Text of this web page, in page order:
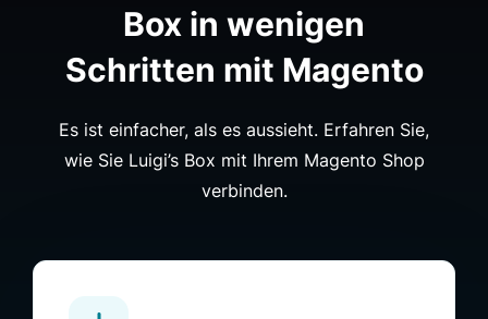
Box in wenigen
Schritten mit Magento
Es ist einfacher, als es aussieht. Erfahren Sie,
wie Sie Luigi’s Box mit Ihrem Magento Shop
verbinden.